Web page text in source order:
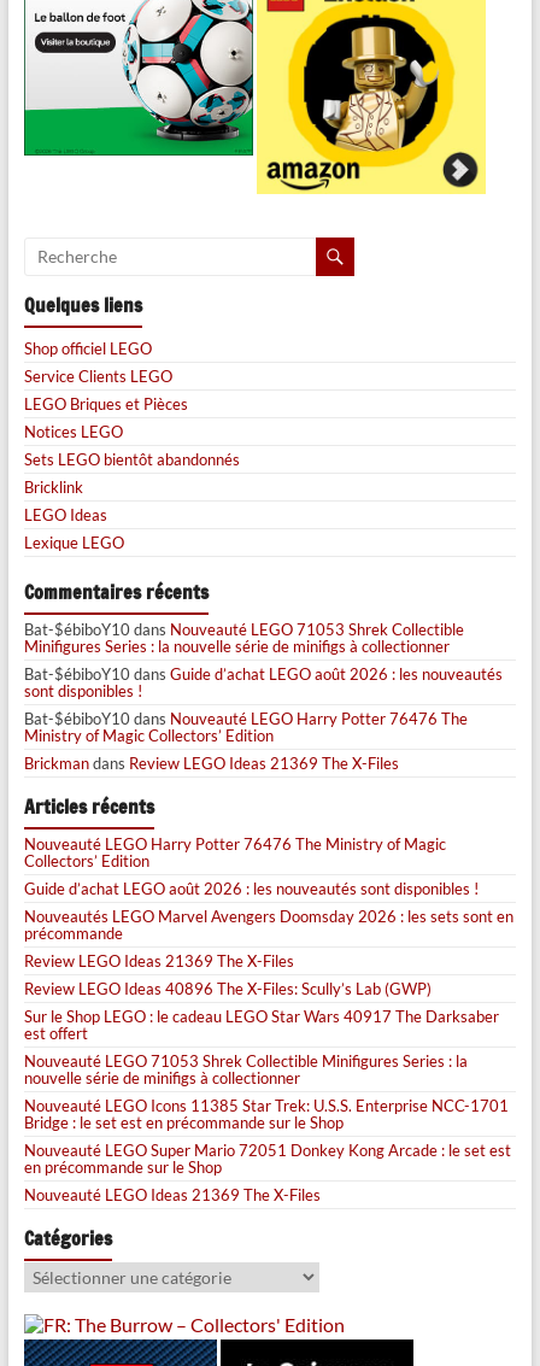
Quelques liens
Shop officiel LEGO
Service Clients LEGO
LEGO Briques et Pièces
Notices LEGO
Sets LEGO bientôt abandonnés
Bricklink
LEGO Ideas
Lexique LEGO
Commentaires récents
Bat-$ébiboY10dans Nouveauté LEGO 71053 Shrek Collectible
Minifigures Series : la nouvelle série de minifigs à collectionner
Bat-$ébiboY10dans Guide d’achat LEGO août 2026 : les nouveautés
sont disponibles !
Bat-$ébiboY10dans Nouveauté LEGO Harry Potter 76476 The
Ministry of Magic Collectors’ Edition
Brickmandans Review LEGO Ideas 21369 The X-Files
Articles récents
Nouveauté LEGO Harry Potter 76476 The Ministry of Magic
Collectors’ Edition
Guide d’achat LEGO août 2026 : les nouveautés sont disponibles !
Nouveautés LEGO Marvel Avengers Doomsday 2026 : les sets sont en
précommande
Review LEGO Ideas 21369 The X-Files
Review LEGO Ideas 40896 The X-Files: Scully’s Lab (GWP)
Sur le Shop LEGO : le cadeau LEGO Star Wars 40917 The Darksaber
est offert
Nouveauté LEGO 71053 Shrek Collectible Minifigures Series : la
nouvelle série de minifigs à collectionner
Nouveauté LEGO Icons 11385 Star Trek: U.S.S. Enterprise NCC-1701
Bridge : le set est en précommande sur le Shop
Nouveauté LEGO Super Mario 72051 Donkey Kong Arcade : le set est
en précommande sur le Shop
Nouveauté LEGO Ideas 21369 The X-Files
Catégories
Catégories